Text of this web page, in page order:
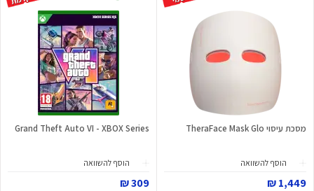
מסכת עיסוי TheraFace Mask Glo
הוסף להשוואה
1,449 ₪
Grand Theft Auto VI - XBOX Series
הוסף להשוואה
309 ₪